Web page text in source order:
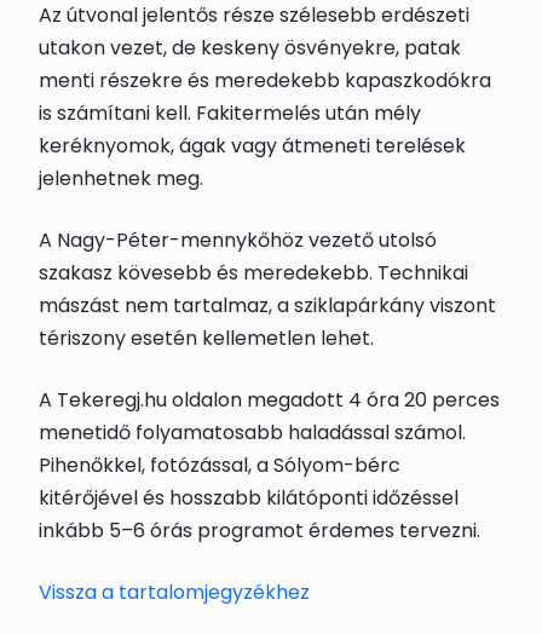
Az útvonal jelentős része szélesebb erdészeti
utakon vezet, de keskeny ösvényekre, patak
menti részekre és meredekebb kapaszkodókra
is számítani kell. Fakitermelés után mély
keréknyomok, ágak vagy átmeneti terelések
jelenhetnek meg.
A Nagy-Péter-mennykőhöz vezető utolsó
szakasz kövesebb és meredekebb. Technikai
mászást nem tartalmaz, a sziklapárkány viszont
tériszony esetén kellemetlen lehet.
A Tekeregj.hu oldalon megadott 4 óra 20 perces
menetidő folyamatosabb haladással számol.
Pihenőkkel, fotózással, a Sólyom-bérc
kitérőjével és hosszabb kilátóponti időzéssel
inkább 5–6 órás programot érdemes tervezni.
Vissza a tartalomjegyzékhez